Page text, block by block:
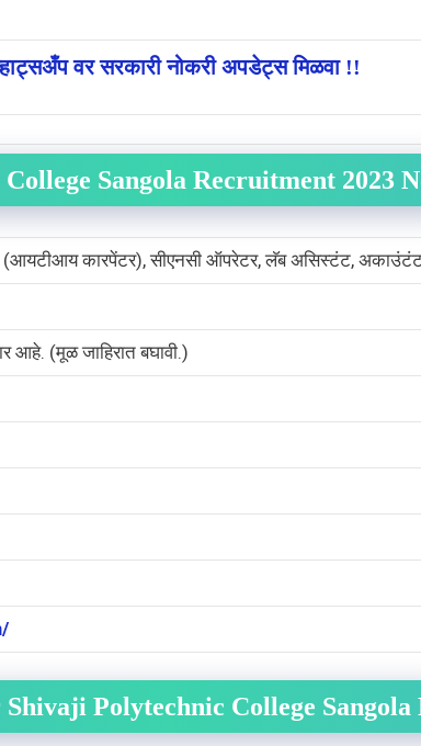
वर सरकारी नोकरी अपडेट्स मिळवा !!
Sangola Recruitment 2023
कारपेंटर), सीएनसी ऑपरेटर, लॅब असिस्टंट, अकाउंटंट,
आहे. (मूळ जाहिरात बघावी.)
Polytechnic College